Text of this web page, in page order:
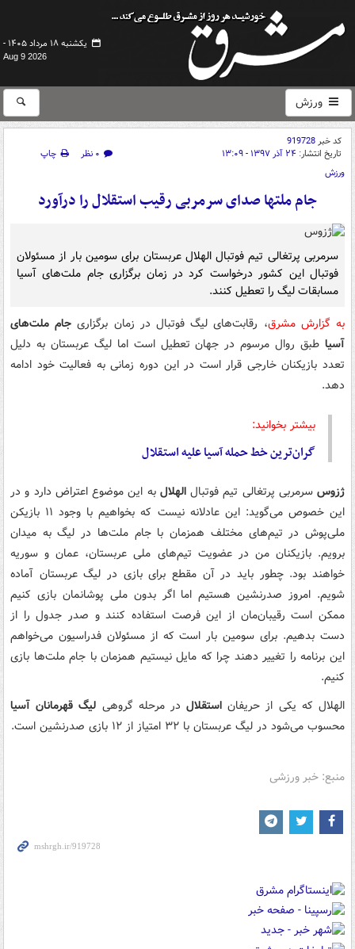
یکشنبه ۱۸ مرداد ۱۴۰۵ -
Aug 9 2026
ورزش
کد خبر919728
تاریخ انتشار: ۲۴ آذر ۱۳۹۷ - ۱۳:۰۹ ۰ نظر
چاپ
ورزش
جام ملتها صدای سرمربی رقیب استقلال را درآورد
سرمربی پرتغالی تیم فوتبال الهلال عربستان برای سومین بار از مسئولان
فوتبال این کشور درخواست کرد در زمان برگزاری جام ملت‌های آسیا
مسابقات لیگ را تعطیل کنند.
به گزارش مشرق، رقابت‌های لیگ فوتبال در زمان برگزاریجام ملت‌های
آسیا طبق روال مرسوم در جهان تعطیل است اما لیگ عربستان به دلیل
تعدد بازیکنان خارجی قرار است در این دوره زمانی به فعالیت خود ادامه
دهد.
بیشتر بخوانید:
گران‌ترین خط حمله آسیا علیه استقلال
ژزوس سرمربی پرتغالی تیم فوتبالالهلالبه این موضوع اعتراض دارد و در
این خصوص می‌گوید: این عادلانه نیست که بخواهیم با وجود ۱۱ بازیکن
ملی‌پوش در تیم‌های مختلف همزمان با جام ملت‌ها در لیگ به میدان
برویم. بازیکنان من در عضویت تیم‌های ملی عربستان، عمان و سوریه
خواهند بود. چطور باید در آن مقطع برای بازی در لیگ عربستان آماده
شویم. امروز صدرنشین هستیم اما اگر بدون ملی پوشانمان بازی کنیم
ممکن است رقیبان‌مان از این فرصت استفاده کنند و صدر جدول را از
دست بدهیم. برای سومین بار است که از مسئولان فدراسیون می‌خواهم
این برنامه را تغییر دهند چرا که مایل نیستیم همزمان با جام ملت‌ها بازی
کنیم.
الهلال که یکی از حریفان استقلال در مرحله گروهی لیگ قهرمانان آسیا
محسوب می‌شود در لیگ عربستان با ۳۲ امتیاز از ۱۲ بازی صدرنشین است.
منبع: خبر ورزشی